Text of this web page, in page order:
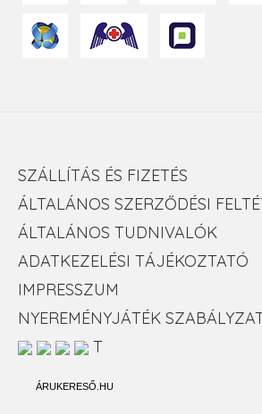
SZÁLLÍTÁS ÉS FIZETÉS
ÁLTALÁNOS SZERZŐDÉSI
ÁLTALÁNOS TUDNIVALÓK
ADATKEZELÉSI TÁJÉKOZTATÓ
IMPRESSZUM
NYEREMÉNYJÁTÉK
T
ÁRUKERESŐ.HU